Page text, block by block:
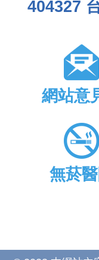
404327
網站意
無菸